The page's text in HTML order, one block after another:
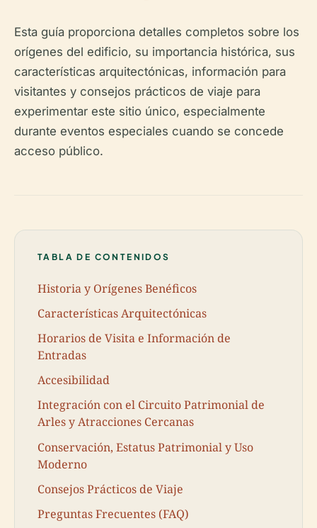
Esta guía proporciona detalles completos sobre los
orígenes del edificio, su importancia histórica, sus
características arquitectónicas, información para
visitantes y consejos prácticos de viaje para
experimentar este sitio único, especialmente
durante eventos especiales cuando se concede
acceso público.
TABLA DE CONTENIDOS
Historia y Orígenes Benéficos
Características Arquitectónicas
Horarios de Visita e Información de
Entradas
Accesibilidad
Integración con el Circuito Patrimonial de
Arles y Atracciones Cercanas
Conservación, Estatus Patrimonial y Uso
Moderno
Consejos Prácticos de Viaje
Preguntas Frecuentes (FAQ)